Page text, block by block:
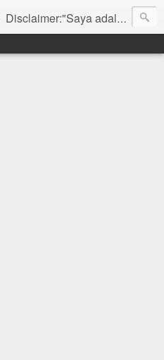
Disclaimer:"Saya adalah seorang agent di bawah agensi yang mewakili Syarikat PruBSN Takaful Bhd. Maklumat di dlm blog ini hanyalah penerangan ringkas dan berdasarkan pendapat peribadi saya dan bukan sebahagian daripada sijil. Saya dan syarikat PruBSN tidak akan bertanggungjawab sekiranya terdapat salah faham dalam apa yang disampaikan. Anda dinasihatkan untuk berjumpa terus dgn wakil sah utk mendapatkan penerangan yang lebih terperinci. Sila layari web rasmi di www.prubsn.com.my"